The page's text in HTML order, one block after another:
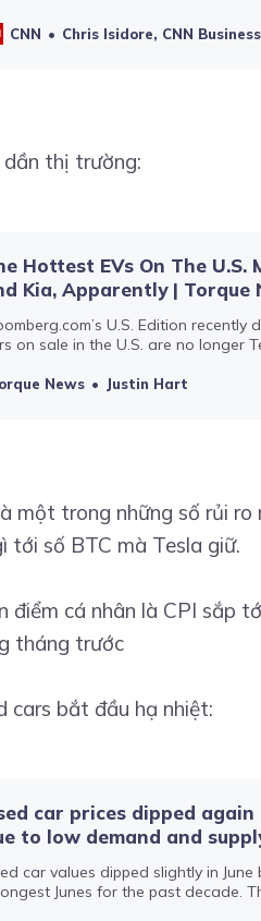
CNN Chris Isidore, CNN Business
thị trường:
Hottest EVs On The
Kia, Apparently | Torque
U.S. Edition
on sale in the U.S. are no longer
News Justin Hart
một trong những số rủi
tới số BTC mà Tesla giữ.
điểm cá nhân là CPI sắp
tháng trước
cars bắt đầu hạ nhiệt:
car prices dipped
to low demand and
car values dipped slightly in
Junes for the past decade.